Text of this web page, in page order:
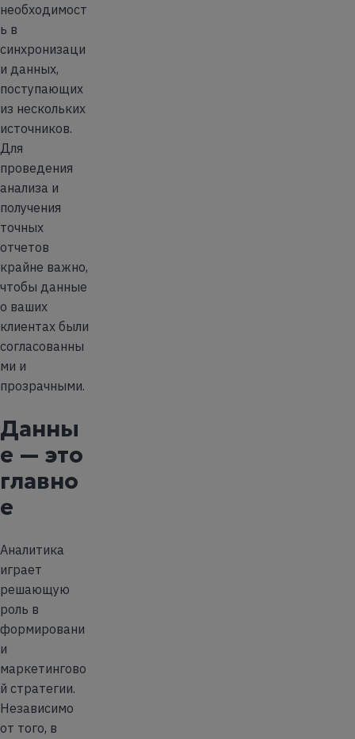
необходимост
ь в
синхронизаци
и данных,
поступающих
из нескольких
источников.
Для
проведения
анализа и
получения
точных
отчетов
крайне важно,
чтобы данные
о ваших
клиентах были
согласованны
ми и
прозрачными.
Данны
е — это
главно
е
Аналитика
играет
решающую
роль в
формировани
и
маркетингово
й стратегии.
Независимо
от того, в